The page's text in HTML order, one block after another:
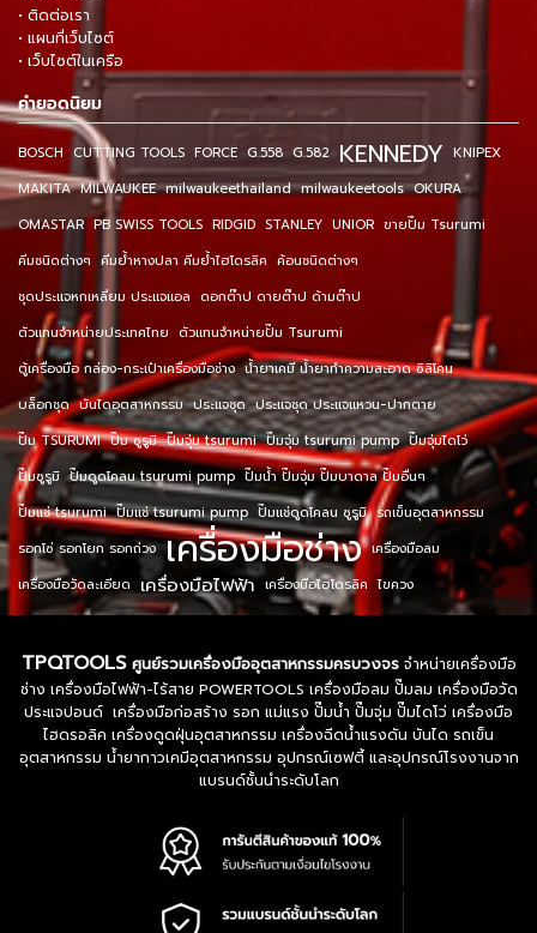
• ติดต่อเรา
• แผนที่เว็บไซต์
• เว็บไซต์ในเครือ
คำยอดนิยม
BOSCH CUTTING TOOLS FORCE G.558 G.582 KENNEDY KNIPEX
MAKITA MILWAUKEE milwaukeethailand milwaukeetools OKURA
OMASTAR PB SWISS TOOLS RIDGID STANLEY UNIOR ขายปั๊ม Tsurumi
คีมชนิดต่างๆ คีมย้ำหางปลา คีมย้ำไฮโดรลิค ค้อนชนิดต่างๆ
ชุดประแจหกเหลี่ยม ประแจแอล ดอกต๊าป ดายต๊าป ด้ามต๊าป
ตัวแทนจำหน่ายประเทศไทย ตัวแทนจำหน่ายปั๊ม Tsurumi
ตู้เครื่องมือ กล่อง-กระเป๋าเครื่องมือช่าง น้ำยาเคมี น้ำยาทำความสะอาด ซิลิโคน
บล็อกชุด บันไดอุตสาหกรรม ประแจชุด ประแจชุด ประแจแหวน-ปากตาย
ปั๊ม TSURUMI ปั๊ม ซูรูมิ ปั๊มจุ่ม tsurumi ปั๊มจุ่ม tsurumi pump ปั๊มจุ่มไดโว่
ปั๊มซูรูมิ ปั๊มดูดโคลน tsurumi pump ปั๊มน้ำ ปั๊มจุ่ม ปั๊มบาดาล ปั๊มอื่นๆ
ปั๊มแช่ tsurumi ปั๊มแช่ tsurumi pump ปั๊มแช่ดูดโคลน ซูรูมิ รถเข็นอุตสาหกรรม
รอกโซ่ รอกโยก รอกถ่วง เครื่องมือช่าง เครื่องมือลม
เครื่องมือวัดละเอียด เครื่องมือไฟฟ้า เครื่องมือไฮโดรลิค ไขควง
TPQTOOLS ศูนย์รวมเครื่องมืออุตสาหกรรมครบวงจรจำหน่ายเครื่องมือ
ช่าง เครื่องมือไฟฟ้า-ไร้สาย POWERTOOLS เครื่องมือลม ปั๊มลม เครื่องมือวัด
ประแจปอนด์ เครื่องมือก่อสร้าง รอก แม่แรง ปั๊มน้ำ ปั๊มจุ่ม ปั๊มไดโว่ เครื่องมือ
ไฮดรอลิค เครื่องดูดฝุ่นอุตสาหกรรม เครื่องฉีดน้ำแรงดัน บันได รถเข็น
อุตสาหกรรม น้ำยากาวเคมีอุตสาหกรรม อุปกรณ์เซฟตี้ และอุปกรณ์โรงงานจาก
แบรนด์ชั้นนำระดับโลก